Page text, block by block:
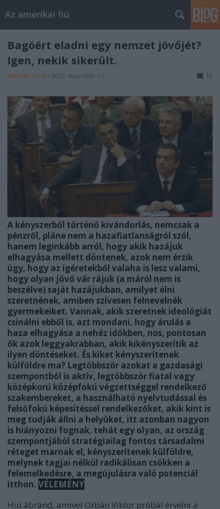
Az amerikai fiú
Bagóért eladni egy nemzet jövőjét?
Igen, nekik sikerült.
Herkules Irma • 2012. november 17. 15
A kényszerből történő kivándorlás, nemcsak a
pénzről, pláne nem a hazafiatlanságról szól,
hanem leginkább arról, hogy akik hazájuk
elhagyása mellett döntenek, azok nem érzik
úgy, hogy az ígéretekből valaha is lesz valami,
hogy olyan jövő vár rájuk (a máról nem is
beszélve) saját hazájukban, amilyet élni
szeretnének, amiben szívesen felnevelnék
gyermekeiket. Vannak, akik szeretnek ideológiát
csinálni ebből is, azt mondani, hogy árulás a
haza elhagyása a nehéz időkben, nos, pontosan
ők azok leggyakrabban, akik kikényszerítik az
ilyen döntéseket. És kiket kényszerítenek
külföldre ma? Legtöbbször azokat a gazdasági
szempontból is aktív, legtöbbször fiatal vagy
középkorú középfokú végzettséggel rendelkező
szakembereket, a használható nyelvtudással és
felsőfokú képesítéssel rendelkezőket, akik kint is
meg tudják állni a helyüket, itt azonban nagyon
is hiányozni fognak, tehát egy olyan, az ország
szempontjából stratégiailag fontos társadalmi
réteget marnak el, kényszerítenek külföldre,
melynek tagjai nélkül radikálisan csökken a
felemelkedésre, a megújulásra való potenciál
itthon. VÉLEMÉNY
Hiú ábránd, amivel Orbán Viktor próbál érvelni a